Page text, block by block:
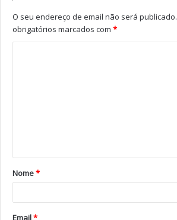
O seu endereço de email não será publicado.
obrigatórios marcados com *
Nome*
Email*